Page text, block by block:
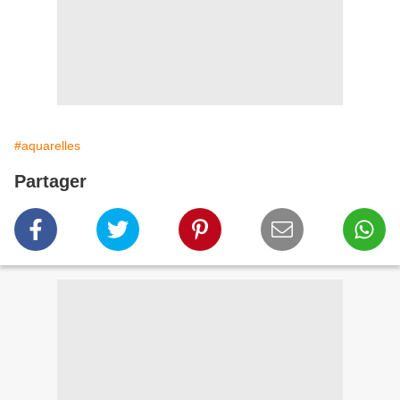
#aquarelles
Partager